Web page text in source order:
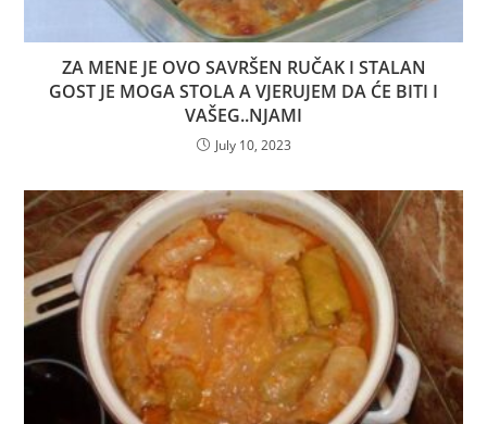
ZA MENE JE OVO SAVRŠEN RUČAK I STALAN
GOST JE MOGA STOLA A VJERUJEM DA ĆE BITI I
VAŠEG..NJAMI
July 10, 2023